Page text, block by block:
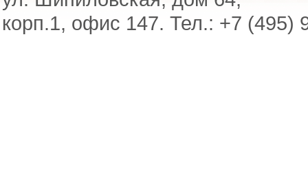
корп.1, офис 147. Тел.: +7 (495)